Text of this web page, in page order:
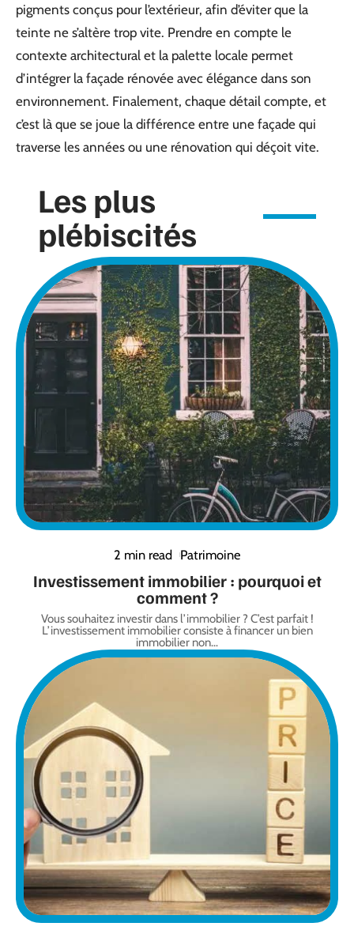
pigments conçus pour l’extérieur, afin d’éviter que la
teinte ne s’altère trop vite. Prendre en compte le
contexte architectural et la palette locale permet
d’intégrer la façade rénovée avec élégance dans son
environnement. Finalement, chaque détail compte, et
c’est là que se joue la différence entre une façade qui
traverse les années ou une rénovation qui déçoit vite.
Les plus
plébiscités
2 min read Patrimoine
Investissement immobilier : pourquoi et
comment ?
Vous souhaitez investir dans l’immobilier ? C’est parfait !
L’investissement immobilier consiste à financer un bien
immobilier non…